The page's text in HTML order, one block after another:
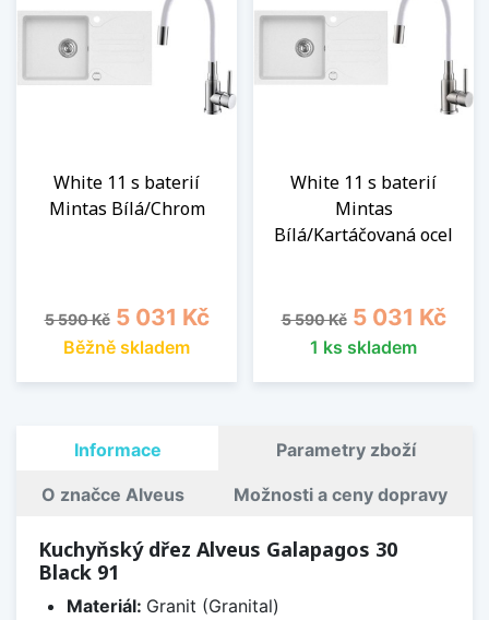
White 11 s baterií
Mintas Bílá/Chrom
Běžná cena
5 590 Kč Cena
5 031 Kč
Běžně skladem
White 11 s baterií
Mintas
Bílá/Kartáčovaná ocel
Běžná cena
5 590 Kč Cena
5 031 Kč
1 ks skladem
Informace Parametry zboží
O značce Alveus Možnosti a ceny dopravy
Kuchyňský dřez Alveus Galapagos 30
Black 91
Materiál: Granit (Granital)